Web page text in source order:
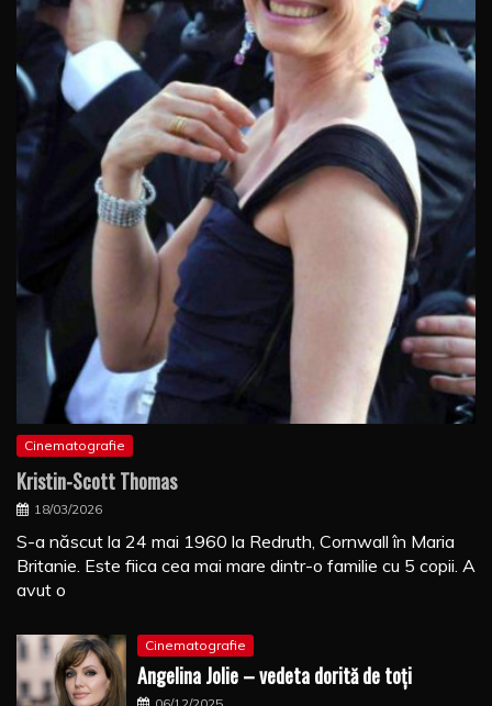
Cinematografie
Kristin-Scott Thomas
18/03/2026
S-a născut la 24 mai 1960 la Redruth, Cornwall în Maria
Britanie. Este fiica cea mai mare dintr-o familie cu 5 copii. A
avut o
Cinematografie
Angelina Jolie – vedeta dorită de toți